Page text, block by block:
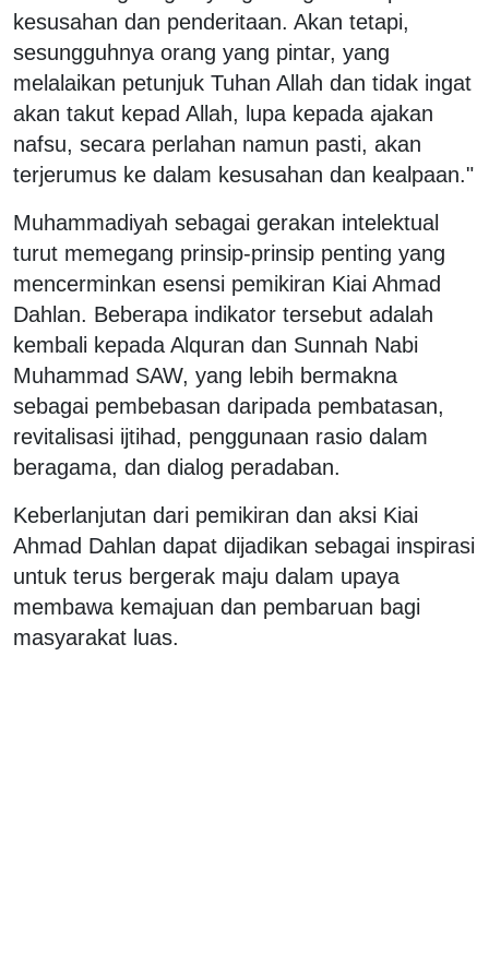
kesusahan dan penderitaan. Akan tetapi,
sesungguhnya orang yang pintar, yang
melalaikan petunjuk Tuhan Allah dan tidak ingat
akan takut kepad Allah, lupa kepada ajakan
nafsu, secara perlahan namun pasti, akan
terjerumus ke dalam kesusahan dan kealpaan."
Muhammadiyah sebagai gerakan intelektual
turut memegang prinsip-prinsip penting yang
mencerminkan esensi pemikiran Kiai Ahmad
Dahlan. Beberapa indikator tersebut adalah
kembali kepada Alquran dan Sunnah Nabi
Muhammad SAW, yang lebih bermakna
sebagai pembebasan daripada pembatasan,
revitalisasi ijtihad, penggunaan rasio dalam
beragama, dan dialog peradaban.
Keberlanjutan dari pemikiran dan aksi Kiai
Ahmad Dahlan dapat dijadikan sebagai inspirasi
untuk terus bergerak maju dalam upaya
membawa kemajuan dan pembaruan bagi
masyarakat luas.